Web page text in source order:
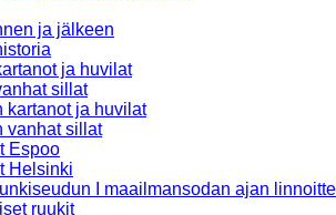
ja jälkeen
ja huvilat
sillat
kartanot ja huvilat
vanhat sillat
Espoo
Helsinki
I maailmansodan ajan
ruukit